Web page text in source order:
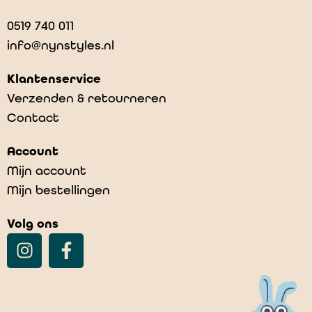
0519 740 011
info@nynstyles.nl
Klantenservice
Verzenden & retourneren
Contact
Account
Mijn account
Mijn bestellingen
Volg ons